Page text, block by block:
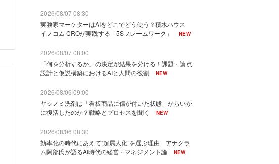
2026/08/07 08:30
実務家マーケターはAIをどこでどう使う？積水ハウス
イノコム CROが実践する「5Sフレームワーク」
NEW
2026/08/07 08:00
「何を分析するか」の決定が結果を分ける！課題・論点
設計と仮説構築におけるAIと人間の役割
NEW
2026/08/06 09:00
ヤシノミ洗剤は「看板商品に傷が付いた状態」からいか
に復活したのか？戦略とプロセスを聞く
NEW
2026/08/06 08:30
効率化の時代にあえて“超属人化”を選ぶ理由 アナグラ
ム阿部氏が語るAI時代の経営・マネジメント論
NEW